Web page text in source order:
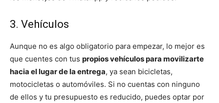
3. Vehículos
Aunque no es algo obligatorio para empezar, lo mejor es
que cuentes con tus propios vehículos para movilizarte
hacia el lugar de la entrega, ya sean bicicletas,
motocicletas o automóviles. Si no cuentas con ninguno
de ellos y tu presupuesto es reducido, puedes optar por